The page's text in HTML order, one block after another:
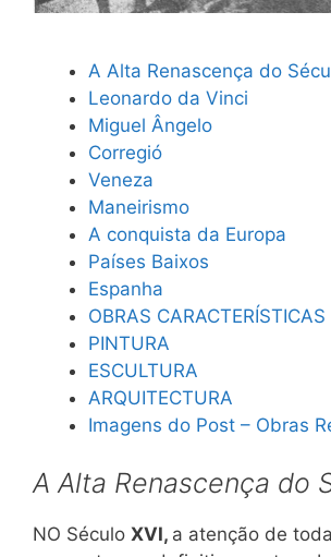
A Alta Renascença do
Leonardo da Vinci
Miguel Ângelo
Corregió
Veneza
Maneirismo
A conquista da Europa
Países Baixos
Espanha
OBRAS CARACTERÍSTICAS
PINTURA
ESCULTURA
ARQUITECTURA
Imagens do Post – Obras
A Alta Renascença do
NO Século XVI, a atenção de